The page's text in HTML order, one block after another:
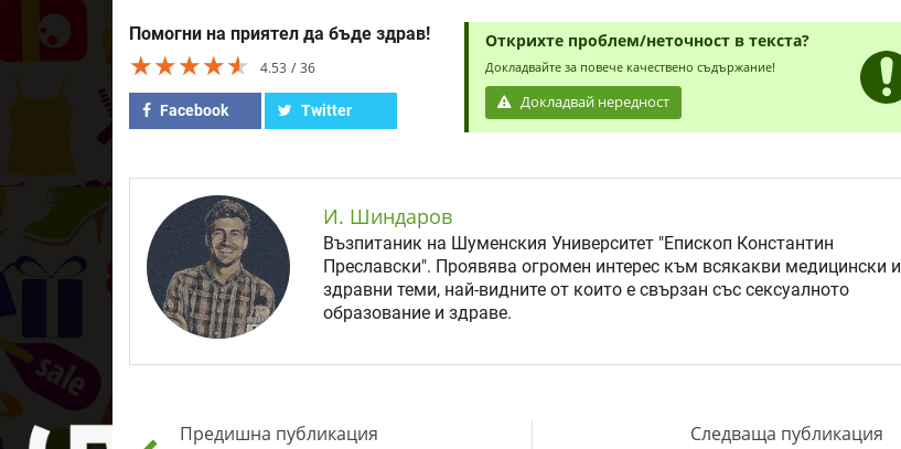
Помогни на приятел да бъде здрав!
★★★★★
★★★★★
★★★★★ 4.53 36
Facebook Twitter
Открихте проблем/неточност в текста?
Докладвайте за повече качествено съдържание!
Докладвай нередност
И. Шиндаров
Възпитаник на Шуменския Университет "Епископ Константин
Преславски". Проявява огромен интерес към всякакви медицински и
здравни теми, най-видните от които е свързан със сексуалното
образование и здраве.
Предишна публикация Следваща публикация